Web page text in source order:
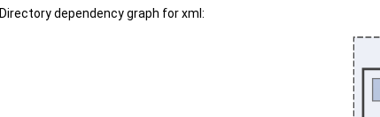
Directory dependency graph for xml: